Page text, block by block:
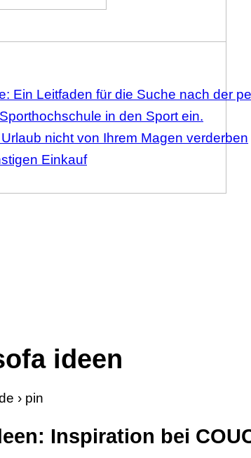
Ein Leitfaden für die Suche nach der
in den Sport ein.
nicht von Ihrem Magen verderben
Einkauf
ideen
› pin
Inspiration bei